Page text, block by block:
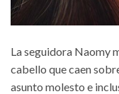
La seguidora Naomy
cabello que caen
asunto molesto e